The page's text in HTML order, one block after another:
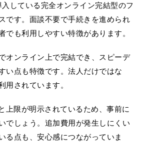
している完全オンライン完結型のフ
です。面談不要で手続きを進められ
でも利用しやすい特徴があります。
オンライン上で完結でき、スピーデ
い点も特徴です。法人だけではな
用されています。
上限が明示されているため、事前に
でしょう。追加費用が発生しにくい
る点も、安心感につながっていま